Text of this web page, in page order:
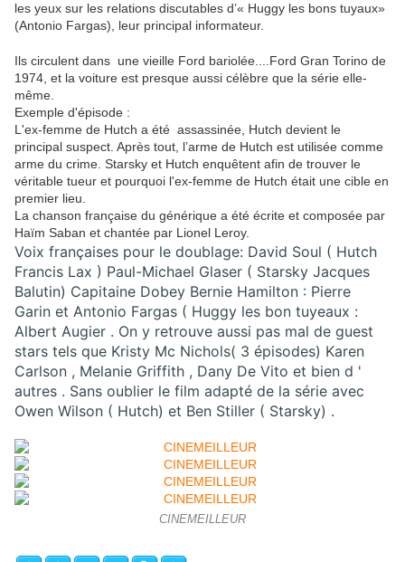
les yeux sur les relations discutables d’« Huggy les bons tuyaux»
(Antonio Fargas), leur principal informateur.
Ils circulent dans une vieille Ford bariolée....Ford Gran Torino de
1974, et la voiture est presque aussi célèbre que la série elle-
même.
Exemple d'épisode :
L'ex-femme de Hutch a été assassinée, Hutch devient le
principal suspect. Après tout, l’arme de Hutch est utilisée comme
arme du crime. Starsky et Hutch enquêtent afin de trouver le
véritable tueur et pourquoi l'ex-femme de Hutch était une cible en
premier lieu.
La chanson française du générique a été écrite et composée par
Haïm Saban et chantée par Lionel Leroy.
Voix françaises pour le doublage: David Soul ( Hutch
Francis Lax ) Paul-Michael Glaser ( Starsky Jacques
Balutin) Capitaine Dobey Bernie Hamilton : Pierre
Garin et Antonio Fargas ( Huggy les bon tuyeaux :
Albert Augier . On y retrouve aussi pas mal de guest
stars tels que Kristy Mc Nichols( 3 épisodes) Karen
Carlson , Melanie Griffith , Dany De Vito et bien d '
autres . Sans oublier le film adapté de la série avec
Owen Wilson ( Hutch) et Ben Stiller ( Starsky) .
CINEMEILLEUR